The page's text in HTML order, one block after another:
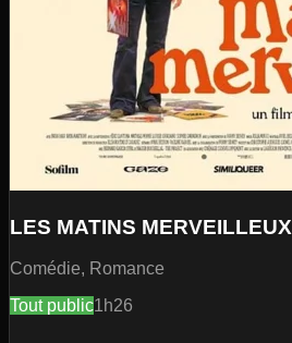
LES MATINS MERVEILLEUX
Comédie, Romance
Tout public1h26